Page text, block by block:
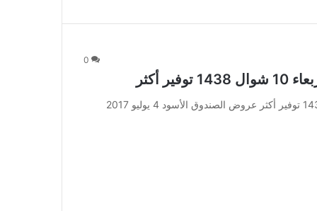
0
عروض الصندوق الأسود 4 يوليو 2017 الأربعاء 10 شوال 1438 توفير أكثر عروض الصندوق الأسود 4 يوليو 2017